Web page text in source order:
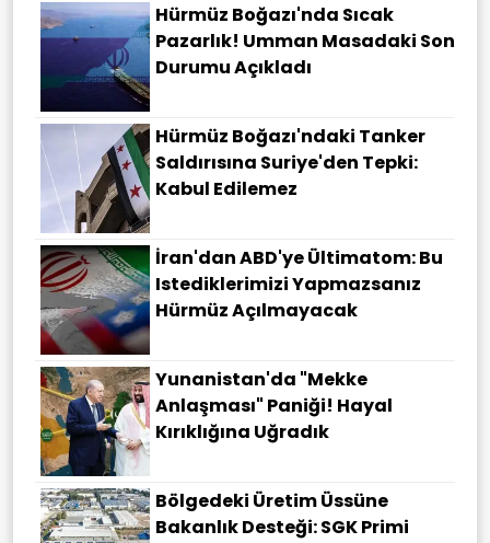
Hürmüz Boğazı'nda Sıcak
Pazarlık! Umman Masadaki Son
Durumu Açıkladı
Hürmüz Boğazı'ndaki Tanker
Saldırısına Suriye'den Tepki:
Kabul Edilemez
İran'dan ABD'ye Ültimatom: Bu
Istediklerimizi Yapmazsanız
Hürmüz Açılmayacak
Yunanistan'da "Mekke
Anlaşması" Paniği! Hayal
Kırıklığına Uğradık
Bölgedeki Üretim Üssüne
Bakanlık Desteği: SGK Primi